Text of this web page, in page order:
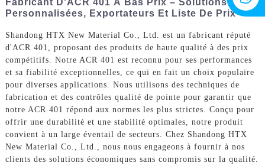
Personnalisées, Exportateurs Et Liste De Prix
Shandong HTX New Material Co., Ltd. est un fabricant réputé
d'ACR 401, proposant des produits de haute qualité à des prix
compétitifs. Notre ACR 401 est reconnu pour ses performances
et sa fiabilité exceptionnelles, ce qui en fait un choix populaire
pour diverses applications. Nous utilisons des techniques de
fabrication et des contrôles qualité de pointe pour garantir que
notre ACR 401 répond aux normes les plus strictes. Conçu pour
offrir une durabilité et une stabilité optimales, notre produit
convient à un large éventail de secteurs. Chez Shandong HTX
New Material Co., Ltd., nous nous engageons à fournir à nos
clients des solutions économiques sans compromis sur la qualité.